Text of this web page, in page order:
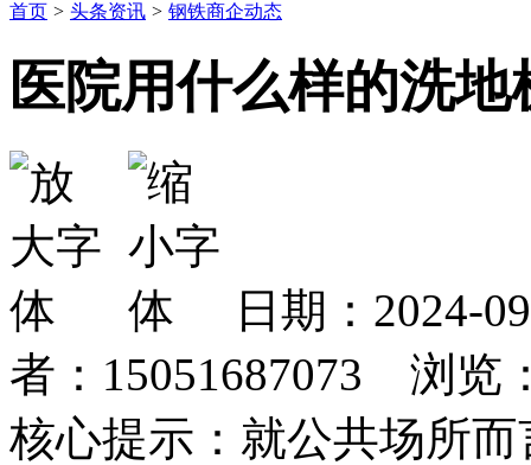
首页 > 头条资讯 > 钢铁商企动态
医院用什么样的洗地
日期：2024-
者：15051687073 浏览
核心提示：就公共场所